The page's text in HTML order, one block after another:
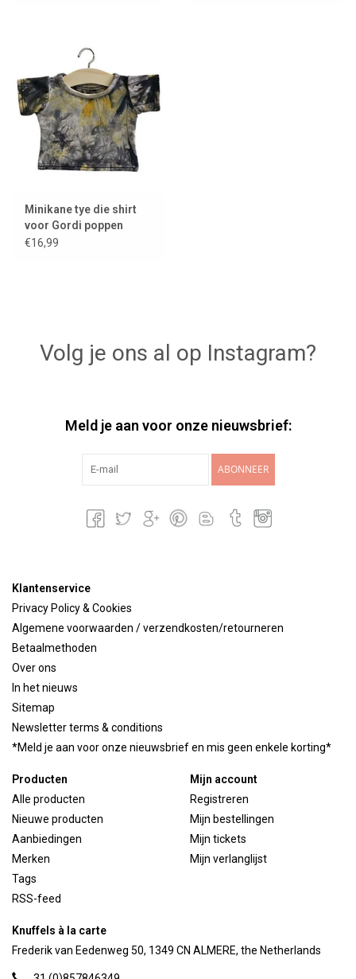
Minikane tye die shirt
voor Gordi poppen
€16,99
Volg je ons al op Instagram?
Meld je aan voor onze nieuwsbrief:
ABONNEER
Klantenservice
Privacy Policy & Cookies
Algemene voorwaarden / verzendkosten/retourneren
Betaalmethoden
Over ons
In het nieuws
Sitemap
Newsletter terms & conditions
*Meld je aan voor onze nieuwsbrief en mis geen enkele korting*
Producten
Alle producten
Nieuwe producten
Aanbiedingen
Merken
Tags
RSS-feed
Mijn account
Registreren
Mijn bestellingen
Mijn tickets
Mijn verlanglijst
Knuffels à la carte
Frederik van Eedenweg 50, 1349 CN ALMERE, the Netherlands